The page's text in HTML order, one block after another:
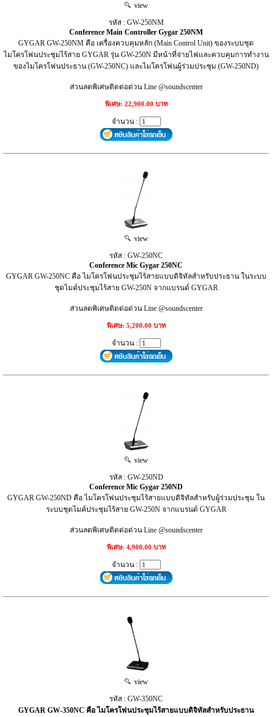
view
รหัส : GW-250NM
Conference Main Controller Gygar 250NM
GYGAR GW-250NM คือ เครื่องควบคุมหลัก (Main Control Unit) ของระบบชุด
ไมโครโฟนประชุมไร้สาย GYGAR รุ่น GW-250N มีหน้าที่จ่ายไฟและควบคุมการทำงาน
ของไมโครโฟนประธาน (GW-250NC) และไมโครโฟนผู้ร่วมประชุม (GW-250ND)
ส่วนลดพิเศษติดต่อด่วน Line @soundscenter
พิเศษ: 22,900.00 บาท
จำนวน :
view
รหัส : GW-250NC
Conference Mic Gygar 250NC
GYGAR GW-250NC คือ ไมโครโฟนประชุมไร้สายแบบดิจิทัลสำหรับประธาน ในระบบ
ชุดไมค์ประชุมไร้สาย GW-250N จากแบรนด์ GYGAR
ส่วนลดพิเศษติดต่อด่วน Line @soundscenter
พิเศษ: 5,200.00 บาท
จำนวน :
view
รหัส : GW-250ND
Conference Mic Gygar 250ND
GYGAR GW-250ND คือ ไมโครโฟนประชุมไร้สายแบบดิจิทัลสำหรับผู้ร่วมประชุม ใน
ระบบชุดไมค์ประชุมไร้สาย GW-250N จากแบรนด์ GYGAR
ส่วนลดพิเศษติดต่อด่วน Line @soundscenter
พิเศษ: 4,900.00 บาท
จำนวน :
view
รหัส : GW-350NC
GYGAR GW-350NC คือ ไมโครโฟนประชุมไร้สายแบบดิจิทัลสำหรับประธาน